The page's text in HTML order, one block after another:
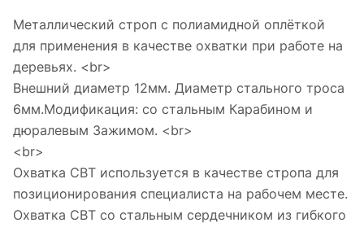
Металлический строп с полиамидной оплёткой
для применения в качестве охватки при работе на
деревьях. <br>
Внешний диаметр 12мм. Диаметр стального троса
6мм.Модификация: со стальным Карабином и
дюралевым Зажимом. <br>
<br>
Охватка СВТ используется в качестве стропа для
позиционирования специалиста на рабочем месте.
Охватка СВТ со стальным сердечником из гибкого